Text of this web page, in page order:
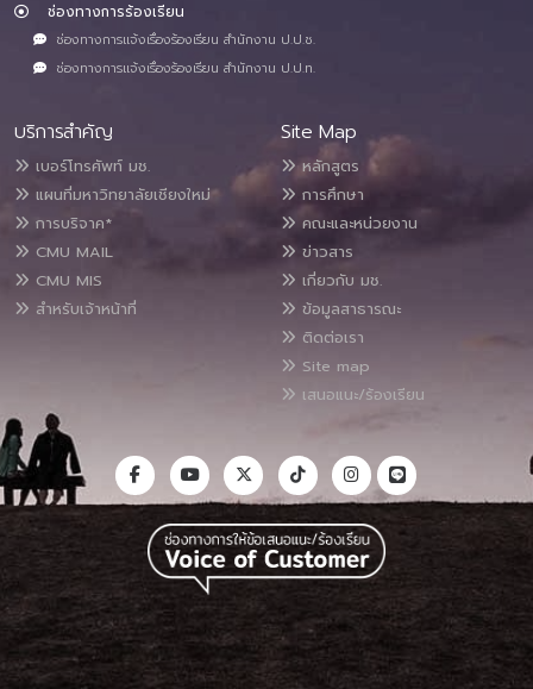
ช่องทางการร้องเรียน
ช่องทางการแจ้งเรื่องร้องเรียน สำนักงาน ป.ป.ช.
ช่องทางการแจ้งเรื่องร้องเรียน สำนักงาน ป.ป.ท.
บริการสำคัญ
เบอร์โทรศัพท์ มช.
แผนที่มหาวิทยาลัยเชียงใหม่
การบริจาค*
CMU MAIL
CMU MIS
สำหรับเจ้าหน้าที่
Site Map
หลักสูตร
การศึกษา
คณะและหน่วยงาน
ข่าวสาร
เกี่ยวกับ มช.
ข้อมูลสาธารณะ
ติดต่อเรา
Site map
เสนอแนะ/ร้องเรียน